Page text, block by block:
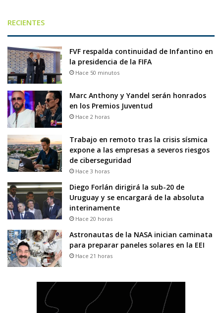
RECIENTES
FVF respalda continuidad de Infantino en
la presidencia de la FIFA
Hace 50 minutos
Marc Anthony y Yandel serán honrados
en los Premios Juventud
Hace 2 horas
Trabajo en remoto tras la crisis sísmica
expone a las empresas a severos riesgos
de ciberseguridad
Hace 3 horas
Diego Forlán dirigirá la sub-20 de
Uruguay y se encargará de la absoluta
interinamente
Hace 20 horas
Astronautas de la NASA inician caminata
para preparar paneles solares en la EEI
Hace 21 horas